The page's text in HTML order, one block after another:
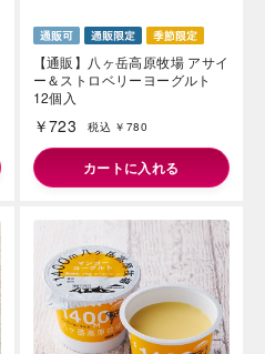
【通販】八ヶ岳高原牧場 アサイ
ー＆ストロベリーヨーグルト
12個入
￥723 税込 ￥780
カートに入れる